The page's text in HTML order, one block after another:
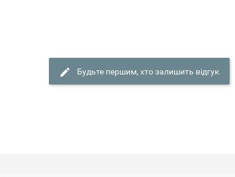
Будьте першим, хто залишить відгук